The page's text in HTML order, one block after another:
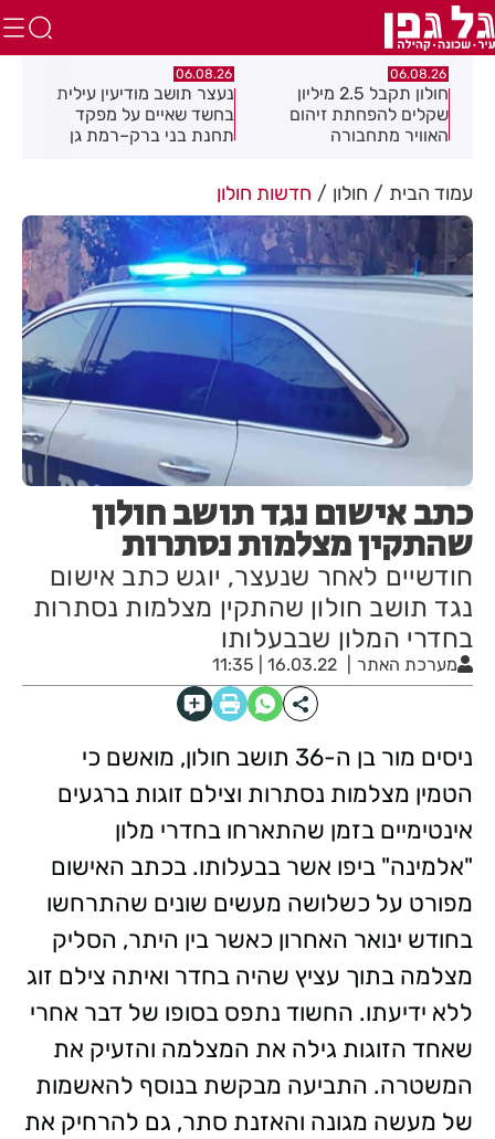
06.08.26
חולון תקבל 2.5 מיליון
שקלים להפחתת זיהום
האוויר מתחבורה
06.08.26
נעצר תושב מודיעין עילית
בחשד שאיים על מפקד
תחנת בני ברק–רמת גן
עמוד הבית חולון חדשות חולון
כתב אישום נגד תושב חולון
שהתקין מצלמות נסתרות
חודשיים לאחר שנעצר, יוגש כתב אישום
נגד תושב חולון שהתקין מצלמות נסתרות
בחדרי המלון שבבעלותו
מערכת האתר 16.03.22 | 11:35
ניסים מור בן ה-36 תושב חולון, מואשם כי
הטמין מצלמות נסתרות וצילם זוגות ברגעים
אינטימיים בזמן שהתארחו בחדרי מלון
"אלמינה" ביפו אשר בבעלותו. בכתב האישום
מפורט על כשלושה מעשים שונים שהתרחשו
בחודש ינואר האחרון כאשר בין היתר, הסליק
מצלמה בתוך עציץ שהיה בחדר ואיתה צילם זוג
ללא ידיעתו. החשוד נתפס בסופו של דבר אחרי
שאחד הזוגות גילה את המצלמה והזעיק את
המשטרה. התביעה מבקשת בנוסף להאשמות
של מעשה מגונה והאזנת סתר, גם להרחיק את